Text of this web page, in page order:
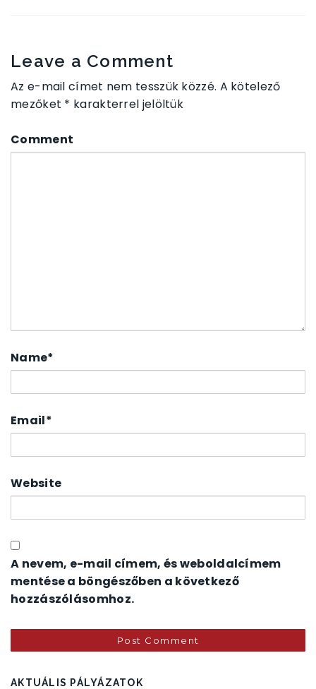
Leave a Comment
Az e-mail címet nem tesszük közzé. A kötelező
mezőket * karakterrel jelöltük
Comment
Name*
Email*
Website
A nevem, e-mail címem, és weboldalcímem
mentése a böngészőben a következő
hozzászólásomhoz.
AKTUÁLIS PÁLYÁZATOK